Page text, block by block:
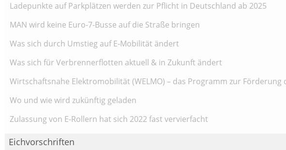
Ladepunkte auf Parkplätzen werden zur Pflicht in Deutschland ab 2025
MAN wird keine Euro-7-Busse auf die Straße bringen
Was sich durch Umstieg auf E-Mobilität ändert
Was sich für Verbrennerflotten aktuell & in Zukunft ändert
Wirtschaftsnahe Elektromobilität (WELMO) – das Programm zur
Wo und wie wird zukünftig geladen
Zulassung von E-Rollern hat sich 2022 fast vervierfacht
Eichvorschriften